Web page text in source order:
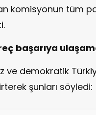
komisyonun tüm
başarıya
ve demokratik
şunları söyledi: